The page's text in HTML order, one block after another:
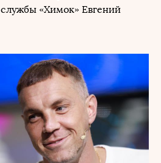
«Химок» Евгений